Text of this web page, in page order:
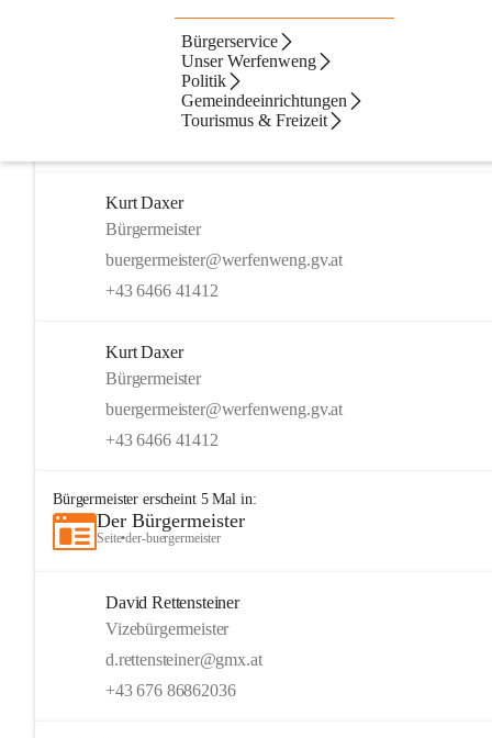
Bürgerservice
Unser Werfenweng
Politik
Gemeindeeinrichtungen
Tourismus & Freizeit
Artikel Kontakte
Der Bürgermeister
Kurt Daxer
Bürgermeister
buergermeister@werfenweng.gv.at
+43 6466 41412
Kurt Daxer
Bürgermeister
buergermeister@werfenweng.gv.at
+43 6466 41412
Bürgermeister erscheint 5Mal in:
Der Bürgermeister
Seite•der-buergermeister
David Rettensteiner
Vizebürgermeister
d.rettensteiner@gmx.at
+43 676 86862036